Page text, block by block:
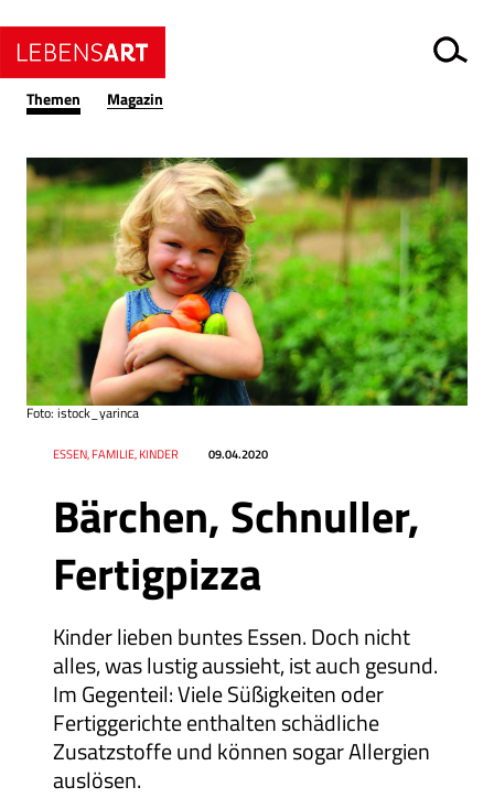
Themen Magazin
Bärchen, Schnuller,
Fertigpizza
Kinder lieben buntes Essen. Doch nicht
alles, was lustig aussieht, ist auch gesund.
Im Gegenteil: Viele Süßigkeiten oder
Fertiggerichte enthalten schädliche
Zusatzstoffe und können sogar Allergien
auslösen.
Datum 09.04.2020
RessortESSEN, FAMILIE, KINDER
Foto: istock_yarinca